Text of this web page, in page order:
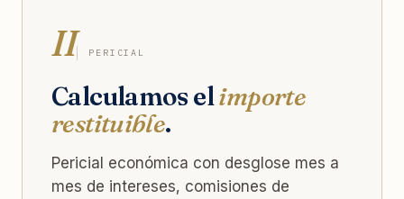
II PERICIAL
Calculamos elimporte
restituible.
Pericial económica con desglose mes a
mes de intereses, comisiones de